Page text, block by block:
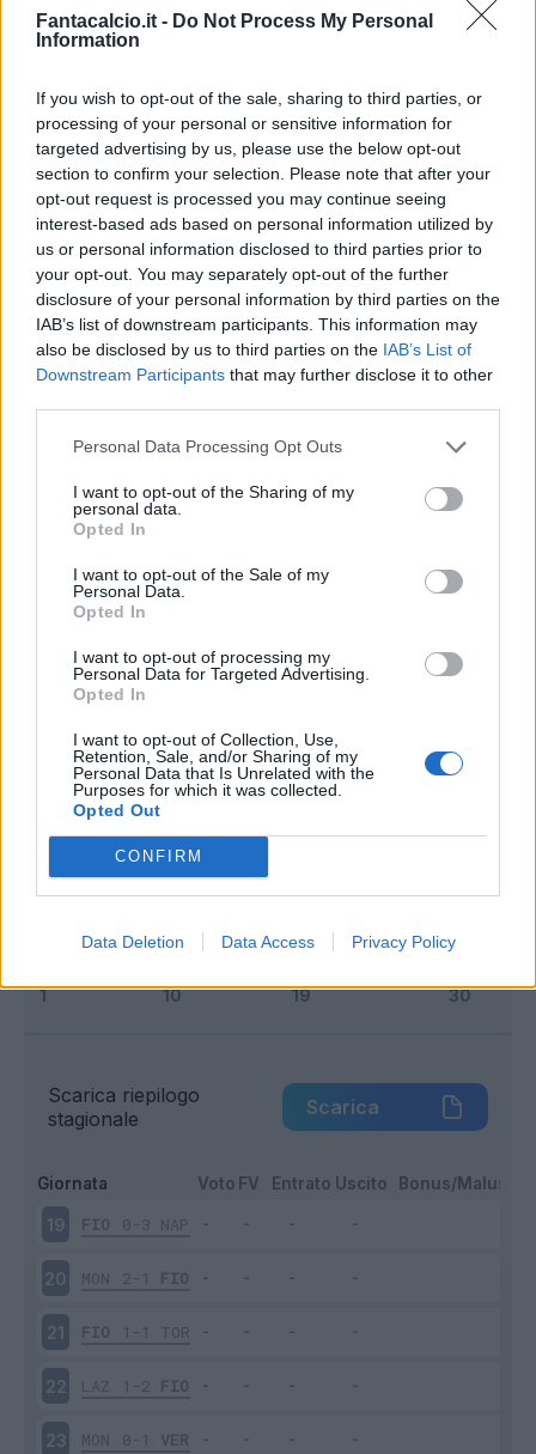
Fantacalcio.it - Do Not Process My Personal
Information
If you wish to opt-out of the sale, sharing to third parties, or
processing of your personal or sensitive information for
targeted advertising by us, please use the below opt-out
section to confirm your selection. Please note that after your
opt-out request is processed you may continue seeing
interest-based ads based on personal information utilized by
us or personal information disclosed to third parties prior to
your opt-out. You may separately opt-out of the further
disclosure of your personal information by third parties on the
IAB’s list of downstream participants. This information may
also be disclosed by us to third parties on the IAB’s List of
Downstream Participants that may further disclose it to other
Personal Data Processing Opt Outs
I want to opt-out of the Sharing of my
personal data.
Opted In
I want to opt-out of the Sale of my
Personal Data.
Opted In
I want to opt-out of processing my
Personal Data for Targeted Advertising.
Opted In
I want to opt-out of Collection, Use,
Retention, Sale, and/or Sharing of my
Personal Data that Is Unrelated with the
Purposes for which it was collected.
Opted Out
CONFIRM
Data Deletion Data Access Privacy Policy
Bonus Malus
voto
Quotazioni
Riepilogo stagione
Titolare
Entrato 1 - 5
Inutilizzato 6 - 30%
Scarica riepilogo
stagionale
Scarica
Giornata Voto FV Entrato Uscito Bonus/Malus
19 FIO 0-3 NAP
20 MON 2-1 FIO
21 FIO 1-1 TOR
22 LAZ 1-2 FIO
23 MON 0-1 VER